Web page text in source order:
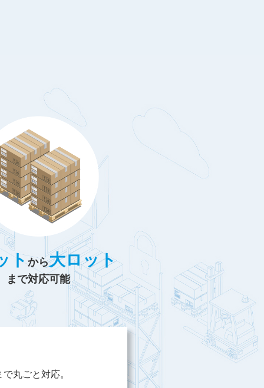
トから大ロット
まで対応可能
丸ごと対応。